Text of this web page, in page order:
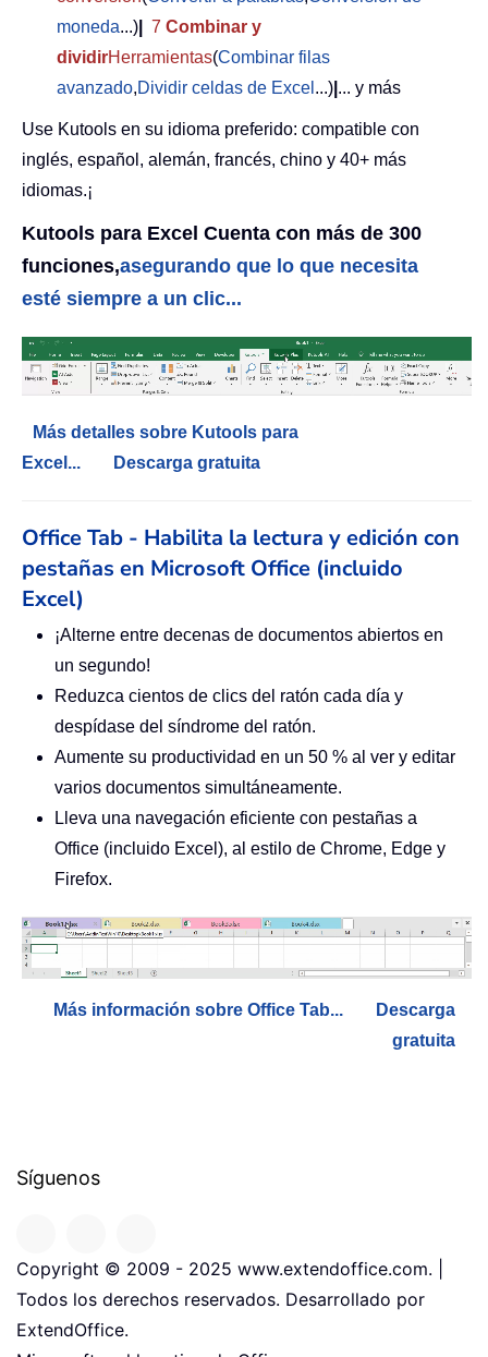
moneda...) 7 Combinar y
dividirHerramientas(Combinar filas
avanzado,Dividir celdas de Excel ...) ... y más
Use Kutools en su idioma preferido: compatible con
inglés, español, alemán, francés, chino y 40+ más
idiomas.¡
Kutools para Excel Cuenta con más de 300
funciones,asegurando que lo que necesita
esté siempre a un clic...
Más detalles sobre Kutools para
Excel...
Descarga gratuita
Office Tab - Habilita la lectura y edición con
pestañas en Microsoft Office (incluido
Excel)
¡Alterne entre decenas de documentos abiertos en
un segundo!
Reduzca cientos de clics del ratón cada día y
despídase del síndrome del ratón.
Aumente su productividad en un 50 % al ver y editar
varios documentos simultáneamente.
Lleva una navegación eficiente con pestañas a
Office (incluido Excel), al estilo de Chrome, Edge y
Firefox.
Más información sobre Office Tab...
Descarga
gratuita
Síguenos
Copyright © 2009 - 2025 www.extendoffice.com. |
Todos los derechos reservados. Desarrollado por
ExtendOffice.